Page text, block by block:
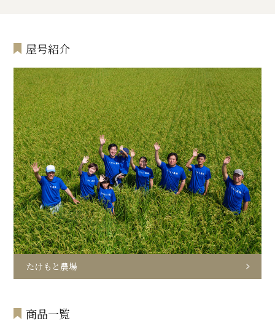
屋号紹介
たけもと農場
商品一覧